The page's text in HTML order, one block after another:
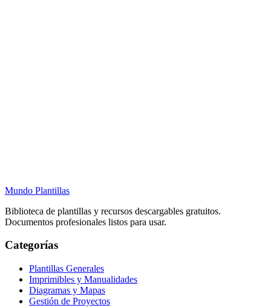
Mundo Plantillas
Biblioteca de plantillas y recursos descargables gratuitos.
Documentos profesionales listos para usar.
Categorías
Plantillas Generales
Imprimibles y Manualidades
Diagramas y Mapas
Gestión de Proyectos